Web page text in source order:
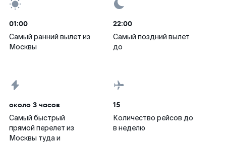
01:00
Самый ранний вылет из
Москвы
22:00
Самый поздний вылет
до
около 3 часов
Самый быстрый
прямой перелет из
Москвы туда и
15
Количество рейсов до
в неделю